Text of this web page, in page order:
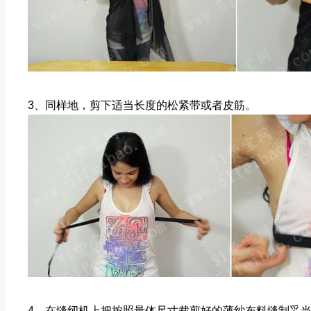
3、同样地，剪下适当长度的松紧带或者皮筋。